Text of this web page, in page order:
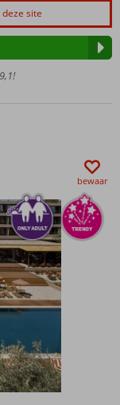
site
bewaar